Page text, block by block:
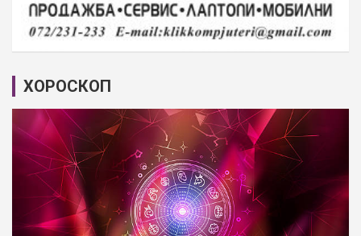
ХОРОСКОП